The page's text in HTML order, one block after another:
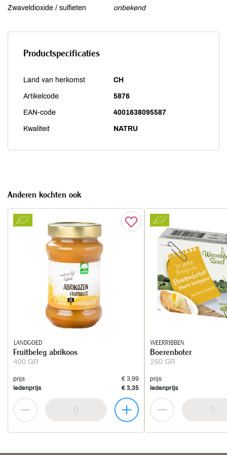
Zwaveldioxide / sulfieten
onbekend
Productspecificaties
Land van herkomst CH
Artikelcode 5876
EAN-code 4001638095587
Kwaliteit NATRU
Anderen kochten ook
LANDGOED
400 GR
Fruitbeleg abrikoos
prijs
€ 3,99
ledenprijs
€ 3,35
WEERRIBBEN
250 GR
Boerenboter
prijs
ledenprijs